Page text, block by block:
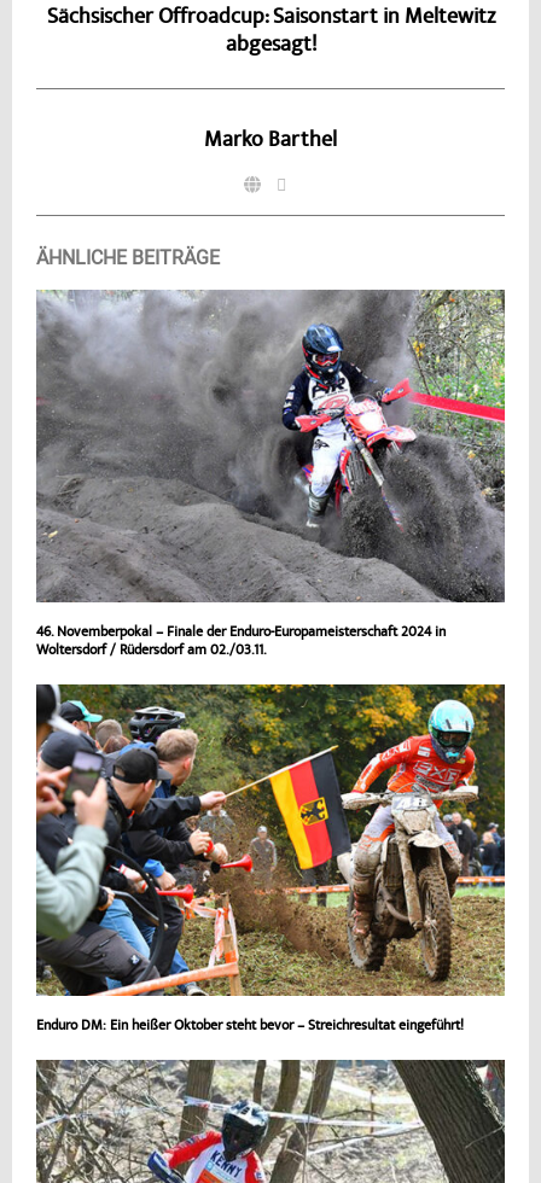
Sächsischer Offroadcup: Saisonstart in Meltewitz
abgesagt!
Marko Barthel
ÄHNLICHE BEITRÄGE
46. Novemberpokal – Finale der Enduro-Europameisterschaft 2024 in
Woltersdorf / Rüdersdorf am 02./03.11.
Enduro DM: Ein heißer Oktober steht bevor – Streichresultat eingeführt!